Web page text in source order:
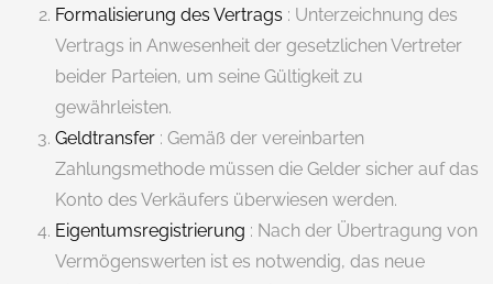
Formalisierung des Vertrags : Unterzeichnung des
Vertrags in Anwesenheit der gesetzlichen Vertreter
beider Parteien, um seine Gültigkeit zu
gewährleisten.
Geldtransfer : Gemäß der vereinbarten
Zahlungsmethode müssen die Gelder sicher auf das
Konto des Verkäufers überwiesen werden.
Eigentumsregistrierung : Nach der Übertragung von
Vermögenswerten ist es notwendig, das neue